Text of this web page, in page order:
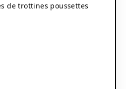
de trottines poussettes